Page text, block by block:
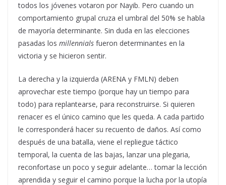
todos los jóvenes votaron por Nayib. Pero cuando un
comportamiento grupal cruza el umbral del 50% se habla
de mayoría determinante. Sin duda en las elecciones
pasadas los millennials fueron determinantes en la
victoria y se hicieron sentir.
La derecha y la izquierda (ARENA y FMLN) deben
aprovechar este tiempo (porque hay un tiempo para
todo) para replantearse, para reconstruirse. Si quieren
renacer es el único camino que les queda. A cada partido
le corresponderá hacer su recuento de daños. Así como
después de una batalla, viene el repliegue táctico
temporal, la cuenta de las bajas, lanzar una plegaria,
reconfortase un poco y seguir adelante… tomar la lección
aprendida y seguir el camino porque la lucha por la utopía